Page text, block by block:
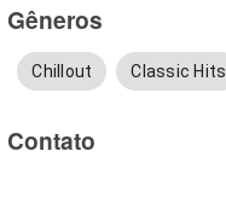
Gêneros
Chillout Classic Hits
Contato